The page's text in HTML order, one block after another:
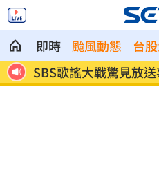
即時 颱風動態 台
！3主持人齊卡 清大校長
了